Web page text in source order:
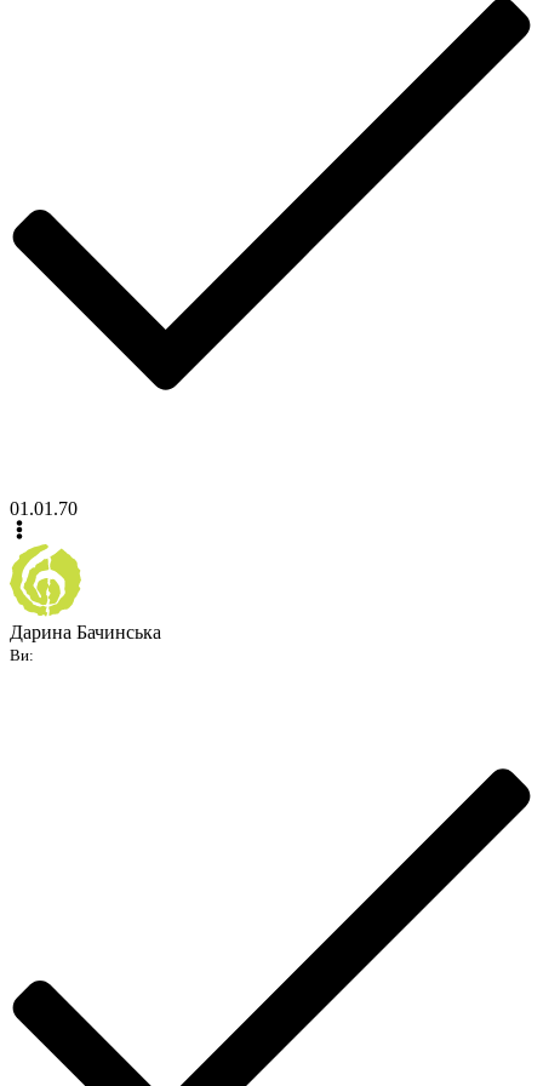
01.01.70
Дарина Бачинська
Ви: